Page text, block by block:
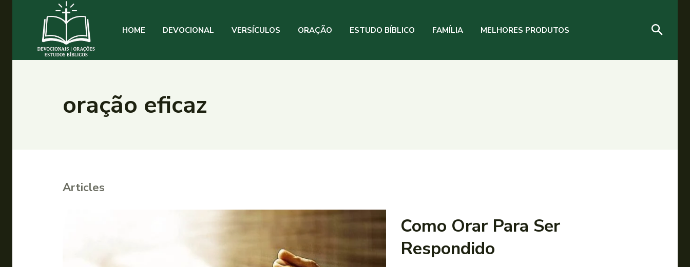
HOME DEVOCIONAL VERSÍCULOS ORAÇÃO ESTUDO BÍBLICO FAMÍLIA MELHORES PRODUTOS
oração eficaz
Articles
Como Orar Para Ser
Respondido